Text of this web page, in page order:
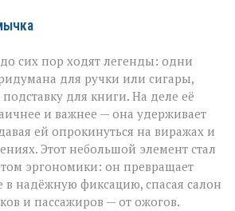
сих пор ходят легенды: одни
для ручки или сигары,
для книги. На деле её
и важнее — она удерживает
ей опрокинуться на виражах и
Этот небольшой элемент стал
эргономики: он превращает
в надёжную фиксацию, спасая салон
и пассажиров — от ожогов.